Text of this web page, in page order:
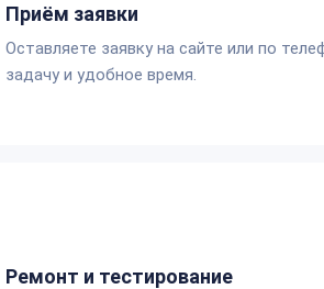
Приём заявки
Оставляете заявку на сайте или по
задачу и удобное время.
Ремонт и тестирование